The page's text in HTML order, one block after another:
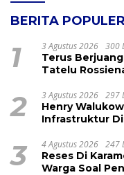
BERITA POPULER
1 3 Agustus 2026 300
Terus
Tatelu
2 3 Agustus 2026 297
Henry
Infrastruktur
3 4 Agustus 2026 247
Reses Di
Warga Soal